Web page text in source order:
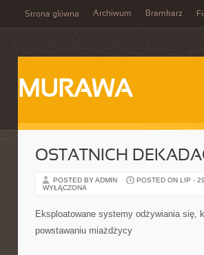
Strona główna Archiwum Bramkarz
MURAWA
OSTATNICH
POSTED BY ADMIN POSTED ON LIP -
WYŁĄCZONA
Eksploatowane systemy odżywiania się,
powstawaniu miażdżycy